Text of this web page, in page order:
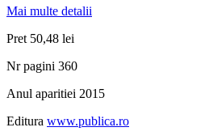
Mai multe detalii
Pret 50,48 lei
Nr pagini 360
Anul aparitiei 2015
Editura www.publica.ro